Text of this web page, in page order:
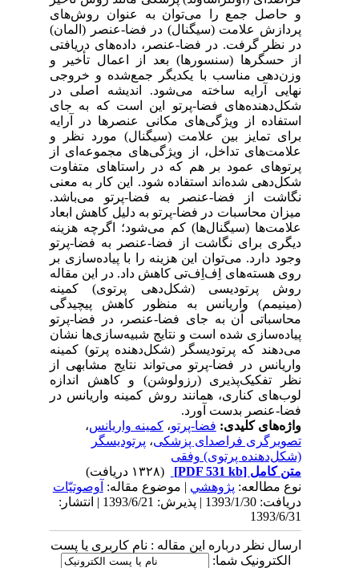
و حاصل جمع را می‌توان به عنوان روش‌های
پردازش علامت (سیگنال) در فضا-عنصر (المان)
در نظر گرفت. در فضا-عنصر، داده‌های دریافتی
از حسگرها (سنسورها) بعد از اعمال تأخیر و
وزن‌دهی مناسب با یکدیگر جمع‌شده و خروجی
نهایی آرایه ساخته می‌شود. اندیشه اصلی در
شکل‌دهنده‌های فضا-پرتو این است که به جای
استفاده از ویژگی‌های مکانی عنصرها در آرایه
برای تمایز بین علامت (سیگنال) مورد نظر و
علامت‌های تداخل، از ویژگی‌های مجموعه‌ای از
پرتو‌های عمود بر هم که در راستاهای متفاوت
شکل‌دهی شده‌اند استفاده شود. این کار به معنی
نگاشت از فضا-عنصر به فضا-پرتو می‌باشد.
میزان محاسبات در فضا-پرتو به دلیل کاهش ابعاد
علامت‌ها (سیگنال‌ها) کم می‌شود؛ اگرچه هزینه
دیگری برای نگاشت از فضا-عنصر به فضا-پرتو
وجود دارد. می‌توان این هزینه را با پیاده‌سازی بر
روی هسته‌های اِف‌اِف‌تی کاهش داد. در این مقاله
روش پرتودیسی (شکل‌دهی پرتوی) کمینه
(مینیمم) واریانس به منظور کاهش پیچیدگی
محاسباتی آن به جای فضا-عنصر، در فضا-پرتو
پیاده‌سازی شده است و نتایج شبیه‌سازی‌ها نشان
می‌دهند که پرتودیسگر (شکل‌دهنده‌ پرتو) کمینه
واریانس در فضا-پرتو می‌تواند نتایج مشابهی از
نظر تفکیک‌پذیری (رزولوشن) و کاهش اندازه
لوب‌های کناری، همانند روش کمینه واریانس در
فضا-عنصر بدست آورد.
واژه‌های کلیدی:فضا-پرتو،کمینه واریانس،
تصویرگری فراصدای پزشکی،پرتودیسگر
(شکل‌دهنده پرتوی) وفقی
متن کامل[PDF 531 kb]
نوع مطالعه:پژوهشي| موضوع مقاله:آوصوتیّات
دریافت: 1393/1/30 | پذیرش: 1393/6/21 | انتشار:
1393/6/31
ارسال نظر درباره این مقاله : نام کاربری یا پست
الکترونیک شما: